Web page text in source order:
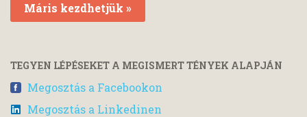
Máris kezdhetjük »
TEGYEN LÉPÉSEKET A MEGISMERT TÉNYEK ALAPJÁN
Megosztás a Facebookon
Megosztás a Linkedinen